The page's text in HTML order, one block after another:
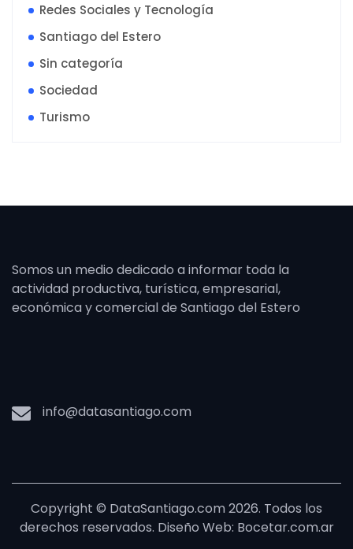
Redes Sociales y Tecnología
Santiago del Estero
Sin categoría
Sociedad
Turismo
Somos un medio dedicado a informar toda la
actividad productiva, turística, empresarial,
económica y comercial de Santiago del Estero
info@datasantiago.com
Copyright © DataSantiago.com 2026. Todos los
derechos reservados. Diseño Web: Bocetar.com.ar